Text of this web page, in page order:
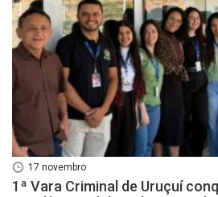
17 novembro
1ª Vara Criminal de Uruçuí